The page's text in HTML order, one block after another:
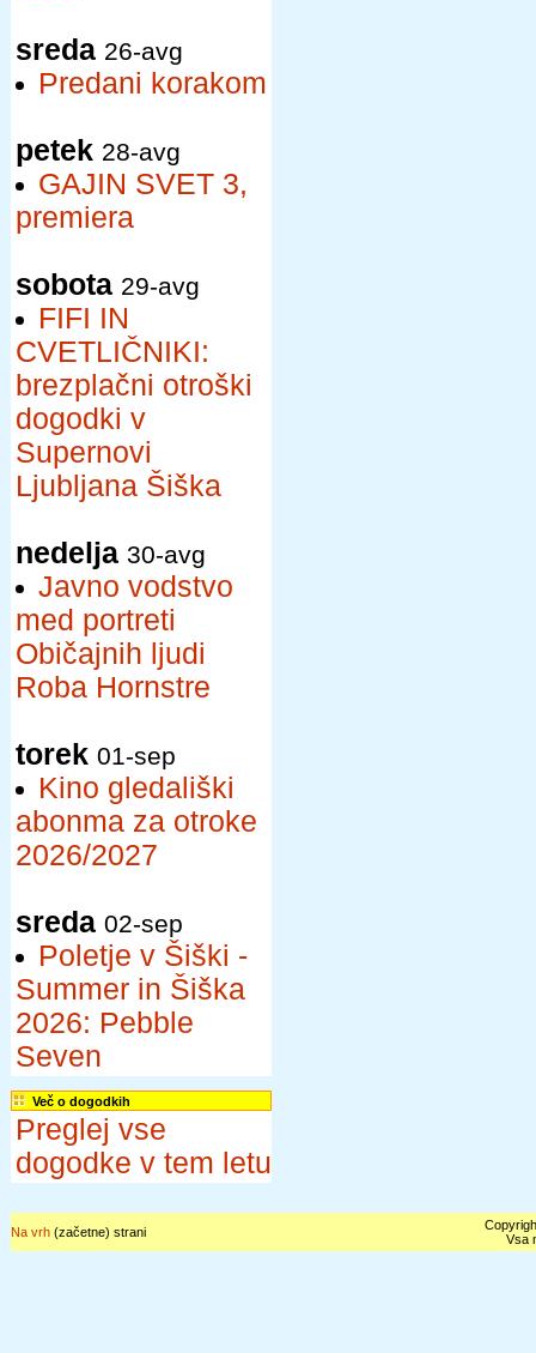
sreda 26-avg
Predani korakom
petek 28-avg
GAJIN SVET 3,
premiera
sobota 29-avg
FIFI IN
CVETLIČNIKI:
brezplačni otroški
dogodki v
Supernovi
Ljubljana Šiška
nedelja 30-avg
Javno vodstvo
med portreti
Običajnih ljudi
Roba Hornstre
torek 01-sep
Kino gledališki
abonma za otroke
2026/2027
sreda 02-sep
Poletje v Šiški -
Summer in Šiška
2026: Pebble
Seven
Več o dogodkih
Preglej vse
dogodke v tem letu
Na vrh(začetne) strani
Vsa